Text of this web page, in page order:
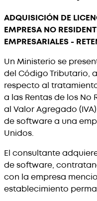
ADQUISICIÓN DE
EMPRESA NO
EMPRESARIALES -
Un Ministerio se
del Código Tributario,
respecto al
a las Rentas de los No
al Valor Agregado
de software a una
Unidos.
El consultante
de software,
con la empresa
establecimiento